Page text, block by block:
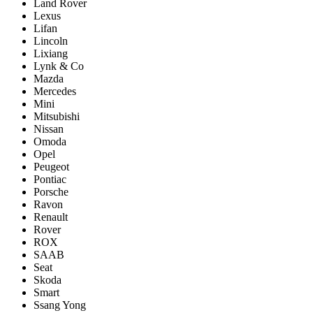
Land Rover
Lexus
Lifan
Lincoln
Lixiang
Lynk & Co
Mazda
Mercedes
Mini
Mitsubishi
Nissan
Omoda
Opel
Peugeot
Pontiac
Porsсhe
Ravon
Renault
Rover
ROX
SAAB
Seat
Skoda
Smart
Ssang Yong